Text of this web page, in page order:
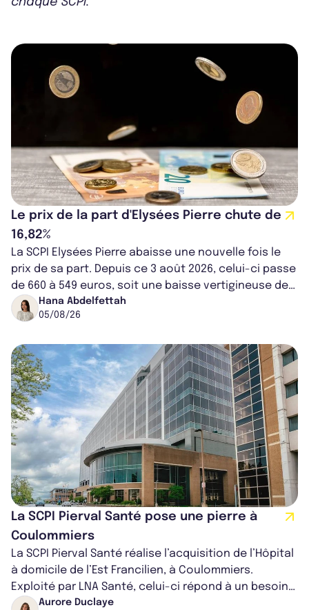
Le prix de la part d'Elysées Pierre chute de
16,82%
La SCPI Elysées Pierre abaisse une nouvelle fois le
prix de sa part. Depuis ce 3 août 2026, celui-ci passe
de 660 à 549 euros, soit une baisse vertigineuse de
16,82%. Cette nouvell...
Hana Abdelfettah
05/08/26
La SCPI Pierval Santé pose une pierre à
Coulommiers
La SCPI Pierval Santé réalise l’acquisition de l’Hôpital
à domicile de l’Est Francilien, à Coulommiers.
Exploité par LNA Santé, celui-ci répond à un besoin
médical croissant, qui s...
Aurore Duclaye